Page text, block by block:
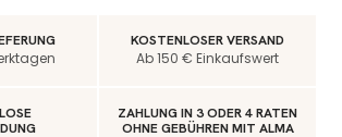
KOSTENLOSER VERSAND
Ab 150 € Einkaufswert
ZAHLUNG IN 3 ODER 4 RATEN
OHNE GEBÜHREN MIT ALMA